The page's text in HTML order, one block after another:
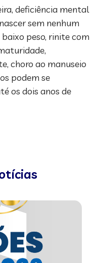
deficiência mental
sem nenhum
peso, rinite com
choro ao manuseio
podem se
os dois anos de